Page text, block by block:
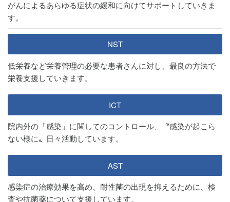
がんによるあらゆる症状の緩和に向けてサポートしていきま
す。
NST
低栄養など栄養管理の必要な患者さんに対し、最良の方法で
栄養支援していきます。
ICT
院内外の「感染」に関してのコントロール、〝感染が起こら
ない様に〟日々活動しています。
AST
感染症の治療効果を高め、耐性菌の出現を抑えるために、検
査や抗菌薬について支援しています。